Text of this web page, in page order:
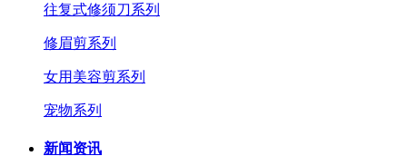
往复式修须刀系列
修眉剪系列
女用美容剪系列
宠物系列
新闻资讯